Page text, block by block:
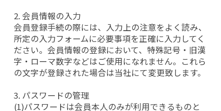
2. 会員情報の入力
会員登録手続の際には、入力上の注意をよく読み、
所定の入力フォームに必要事項を正確に入力してく
ださい。会員情報の登録において、特殊記号・旧漢
字・ローマ数字などはご使用になれません。これら
の文字が登録された場合は当社にて変更致します。
3. パスワードの管理
(1)パスワードは会員本人のみが利用できるものと